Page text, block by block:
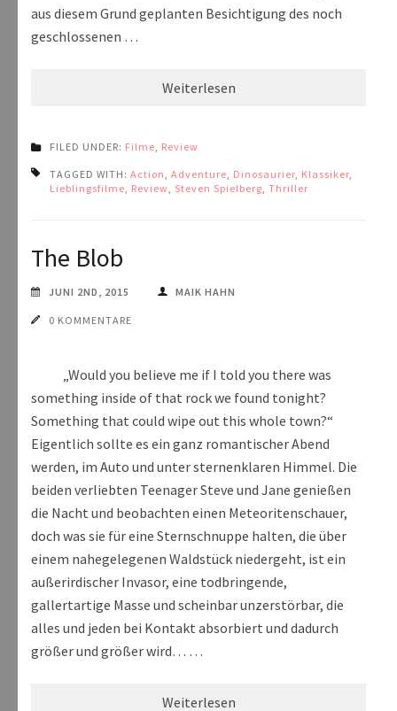
aus diesem Grund geplanten Besichtigung des noch
geschlossenen …
Weiterlesen
FILED UNDER: Filme Review
TAGGED WITH: Action Adventure Dinosaurier Klassiker
Lieblingsfilme Review Steven Spielberg Thriller
The Blob
JUNI 2ND, 2015 MAIK HAHN
0 KOMMENTARE
„Would you believe me if I told you there was
something inside of that rock we found tonight?
Something that could wipe out this whole town?“
Eigentlich sollte es ein ganz romantischer Abend
werden, im Auto und unter sternenklaren Himmel. Die
beiden verliebten Teenager Steve und Jane genießen
die Nacht und beobachten einen Meteoritenschauer,
doch was sie für eine Sternschnuppe halten, die über
einem nahegelegenen Waldstück niedergeht, ist ein
außerirdischer Invasor, eine todbringende,
gallertartige Masse und scheinbar unzerstörbar, die
alles und jeden bei Kontakt absorbiert und dadurch
größer und größer wird… …
Weiterlesen